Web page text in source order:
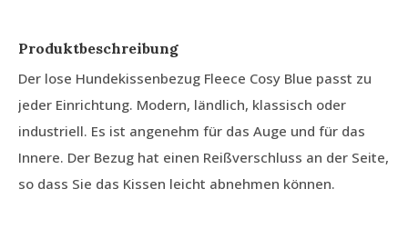
Produktbeschreibung
Der lose Hundekissenbezug Fleece Cosy Blue passt zu
jeder Einrichtung. Modern, ländlich, klassisch oder
industriell. Es ist angenehm für das Auge und für das
Innere. Der Bezug hat einen Reißverschluss an der Seite,
so dass Sie das Kissen leicht abnehmen können.